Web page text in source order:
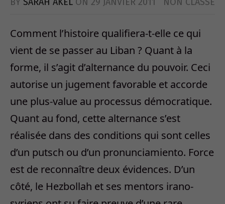
Comment l’histoire qualifiera-t-elle ce qui
vient de se passer au Liban ? Quant à la
forme, il s’agit d’alternance du pouvoir. Ceci
autorise un jugement favorable et accorde
une plus-value au processus démocratique.
Quant au fond, cette alternance s’est
réalisée dans des conditions qui sont celles
d’un putsch ou d’un pronunciamiento. Force
est de reconnaître deux évidences. D’un
côté, le Hezbollah et ses mentors irano-